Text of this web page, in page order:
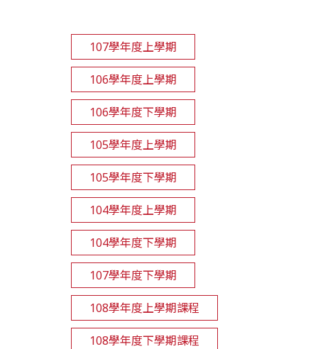
107學年度上學期
106學年度上學期
106學年度下學期
105學年度上學期
105學年度下學期
104學年度上學期
104學年度下學期
107學年度下學期
108學年度上學期課程
108學年度下學期課程